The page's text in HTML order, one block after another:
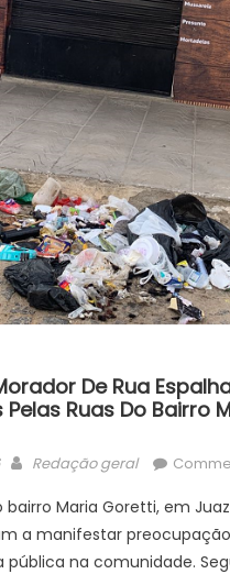
De Rua
Pelas Ruas Do Bairro
Author
Redação geral
bairro Maria Goretti, em
a manifestar
pública na comunidade.